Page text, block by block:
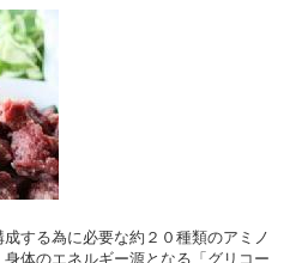
する為に必要な約２０種類のアミノ
体のエネルギー源となる「グリコー